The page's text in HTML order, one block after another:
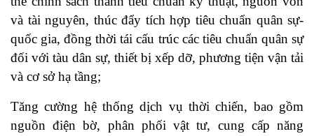
và tài nguyên, thúc đẩy tích hợp tiêu chuẩn quân sự-
quốc gia, đồng thời tái cấu trúc các tiêu chuẩn quân sự
đối với tàu dân sự, thiết bị xếp dỡ, phương tiện vận tải
và cơ sở hạ tầng;
Tăng cường hệ thống dịch vụ thời chiến, bao gồm
nguồn điện bờ, phân phối vật tư, cung cấp năng